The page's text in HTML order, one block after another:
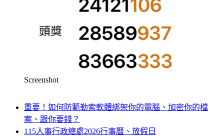
Screenshot
重要！如何防範勒索軟體綁架你的電腦、加密你的檔
案、跟你要錢？
115人事行政總處2026行事曆、放假日